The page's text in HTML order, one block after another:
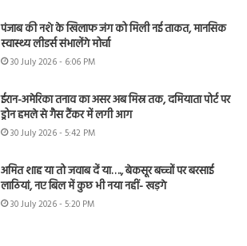
पंजाब की नशे के खिलाफ जंग को मिली नई ताकत, मानसिक
स्वास्थ्य लीडर्स संभालेंगे मोर्चा
30 July 2026 - 6:06 PM
ईरान-अमेरिका तनाव का असर अब मिस्र तक, दमियाता पोर्ट पर
ड्रोन हमले से गैस टैंकर में लगी आग
30 July 2026 - 5:42 PM
अमित शाह या तो जवाब दें या…., बेकसूर बच्चों पर बरसाई
लाठियां, नए बिल में कुछ भी नया नहीं- खड़गे
30 July 2026 - 5:20 PM